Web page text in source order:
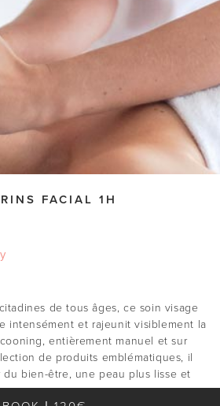
FACIAL 1H
de tous âges, ce soin visage
intensément et rajeunit visiblement la
entièrement manuel et sur
de produits emblématiques, il
du bien-être, une peau plus lisse et